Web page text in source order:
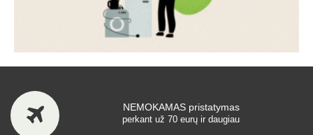
NEMOKAMAS pristatymas
perkant už 70 eurų ir daugiau